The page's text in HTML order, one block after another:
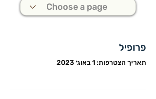
פרופיל
תאריך הצטרפות: 1 באוג׳ 2023